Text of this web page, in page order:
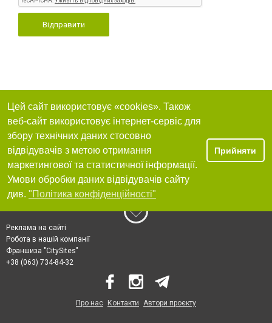
Відправити
Цей сайт використовує «cookies». Також
веб-сайт використовує інтернет-сервіс для
збору технічних даних стосовно
відвідувачів з метою отримання
маркетингової та статистичної інформації.
Умови обробки даних відвідувачів сайту
див. "Політика конфіденційності"
Прийняти
Реклама на сайті
Робота в нашій компанії
Франшиза "CitySites"
+38 (063) 734-84-32
Про нас Контакти Автори проєкту